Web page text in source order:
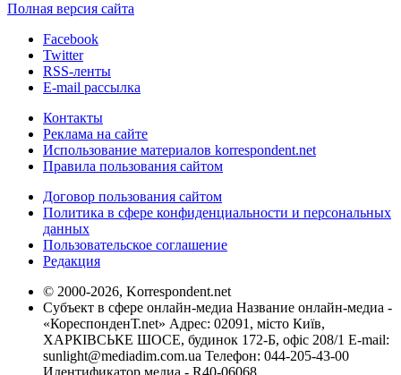
Полная версия сайта
Facebook
Twitter
RSS-ленты
E-mail рассылка
Контакты
Реклама на сайте
Использование материалов korrespondent.net
Правила пользования сайтом
Договор пользования сайтом
Политика в сфере конфиденциальности и персональных
данных
Пользовательское соглашение
Редакция
© 2000-2026, Korrespondent.net
Субъект в сфере онлайн-медиа Название онлайн-медиа -
«КореспонденТ.net» Адрес: 02091, місто Київ,
ХАРКІВСЬКЕ ШОСЕ, будинок 172-Б, офіс 208/1 E-mail:
sunlight@mediadim.com.ua Телефон: 044-205-43-00